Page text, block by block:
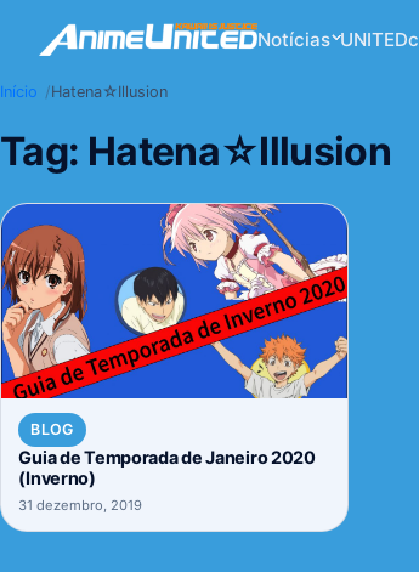
Notícias
Início Hatena☆Illusion
Tag: Hatena☆Illusion
BLOG
Guia de Temporada de Janeiro 2020
(Inverno)
31 dezembro, 2019